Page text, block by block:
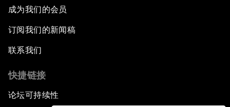
成为我们的会员
订阅我们的新闻稿
联系我们
快捷链接
论坛可持续性